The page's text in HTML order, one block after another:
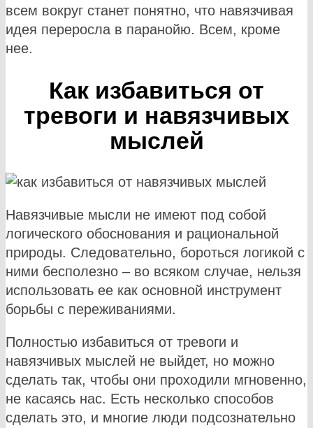
всем вокруг станет понятно, что навязчивая
идея переросла в паранойю. Всем, кроме
нее.
Как избавиться от
тревоги и навязчивых
мыслей
Навязчивые мысли не имеют под собой
логического обоснования и рациональной
природы. Следовательно, бороться логикой с
ними бесполезно – во всяком случае, нельзя
использовать ее как основной инструмент
борьбы с переживаниями.
Полностью избавиться от тревоги и
навязчивых мыслей не выйдет, но можно
сделать так, чтобы они проходили мгновенно,
не касаясь нас. Есть несколько способов
сделать это, и многие люди подсознательно